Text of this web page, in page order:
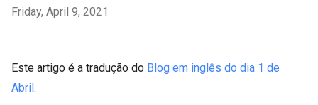
Friday, April 9, 2021
Este artigo é a tradução do Blog em inglês do dia 1 de
Abril.